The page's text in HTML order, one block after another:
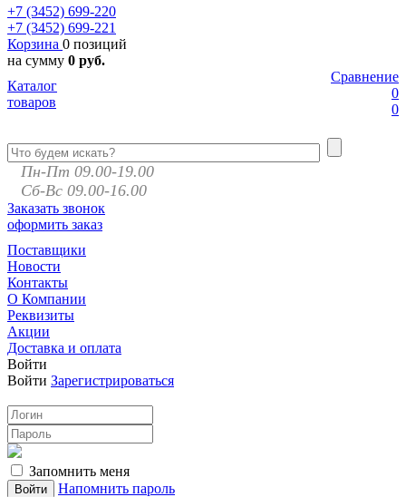
+7 (3452) 699-220
+7 (3452) 699-221
Корзина 0 позиций
на сумму 0 руб.
Сравнение
0
0
Каталог
товаров
Пн-Пт 09.00-19.00
Сб-Вс 09.00-16.00
Заказать звонок
оформить заказ
Поставщики
Новости
Контакты
О Компании
Реквизиты
Акции
Доставка и оплата
Войти
Войти Зарегистрироваться
Запомнить меня
Напомнить пароль